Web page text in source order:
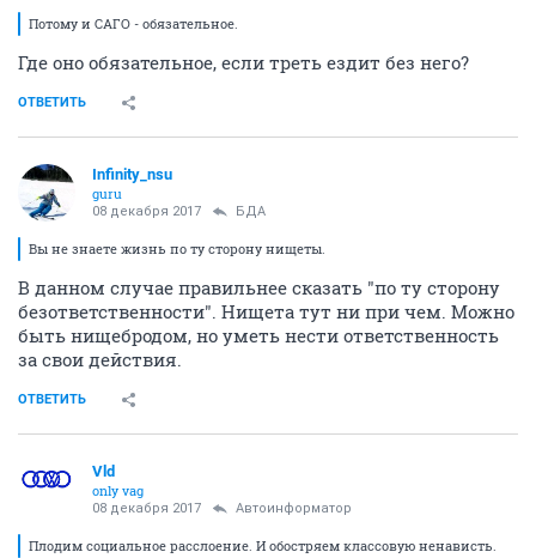
Потому и САГО - обязательное.
Где оно обязательное, если треть ездит без него?
ОТВЕТИТЬ
Infinity_nsu
guru
08 декабря 2017 БДА
Вы не знаете жизнь по ту сторону нищеты.
В данном случае правильнее сказать "по ту сторону
безответственности". Нищета тут ни при чем. Можно
быть нищебродом, но уметь нести ответственность
за свои действия.
ОТВЕТИТЬ
Vld
only vag
08 декабря 2017 Автоинформатор
Плодим социальное расслоение. И обостряем классовую ненависть.